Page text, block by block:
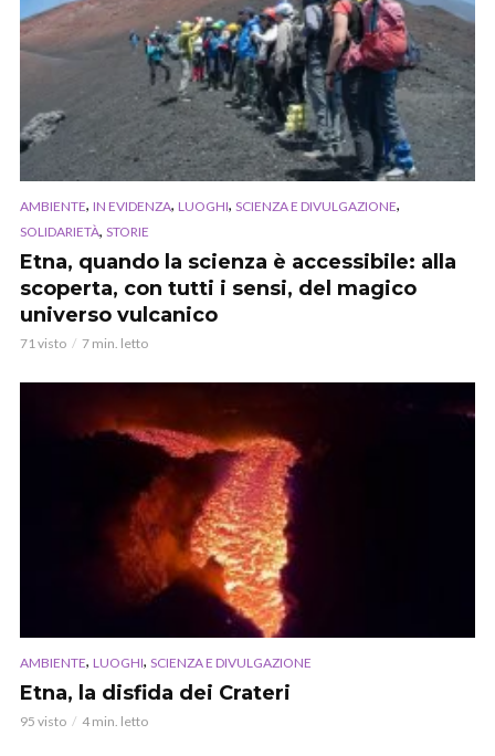
AMBIENTE, IN EVIDENZA, LUOGHI, SCIENZA E DIVULGAZIONE,
SOLIDARIETÀ, STORIE
Etna, quando la scienza è accessibile: alla
scoperta, con tutti i sensi, del magico
universo vulcanico
71 visto 7 min. letto
AMBIENTE, LUOGHI, SCIENZA E DIVULGAZIONE
Etna, la disfida dei Crateri
95 visto 4 min. letto